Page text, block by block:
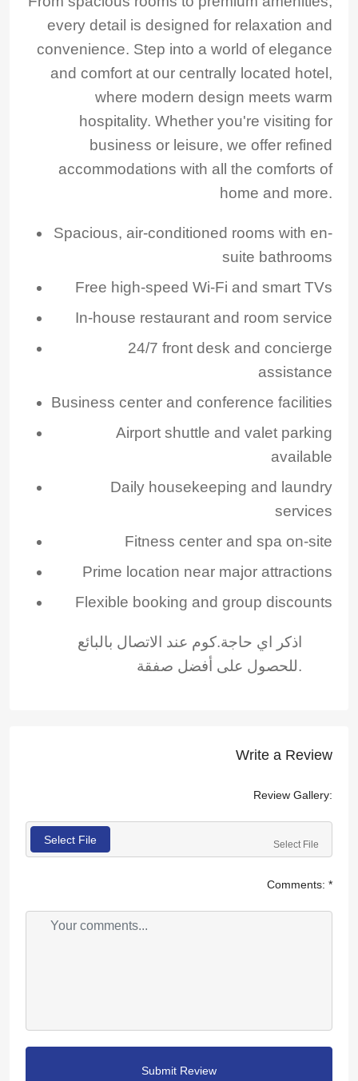
every detail is designed for relaxation and
convenience. Step into a world of elegance
and comfort at our centrally located hotel,
where modern design meets warm
hospitality. Whether you're visiting for
business or leisure, we offer refined
accommodations with all the comforts of
home and more.
Spacious, air-conditioned rooms with en-
suite bathrooms
Free high-speed Wi-Fi and smart TVs
In-house restaurant and room service
24/7 front desk and concierge
assistance
Business center and conference facilities
Airport shuttle and valet parking
available
Daily housekeeping and laundry
services
Fitness center and spa on-site
Prime location near major attractions
Flexible booking and group discounts
اذكر اي حاجة.كوم عند الاتصال بالبائع
للحصول على أفضل صفقة.
Write a Review
Review Gallery:
Select File Select File
Comments: *
Submit Review